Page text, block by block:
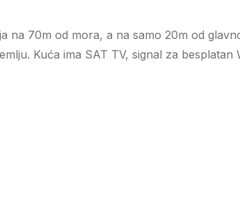
na 70m od mora, a na samo 20m od
Kuća ima SAT TV, signal za